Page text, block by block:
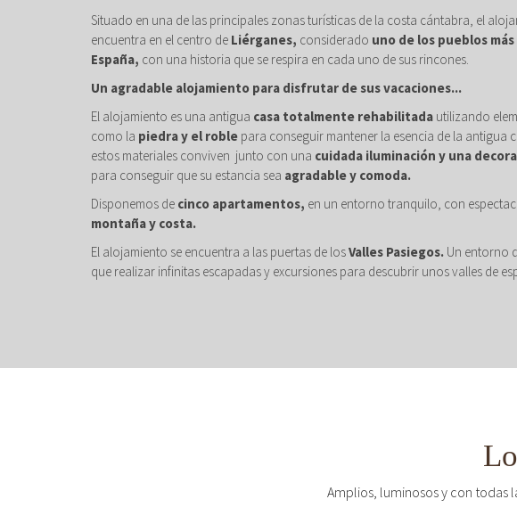
Situado en una de las principales zonas turísticas de la costa cántabra, el
encuentra en el centro de Liérganes, considerado uno de los pueblos
España, con una historia que se respira en cada uno de sus rincones.
Un agradable alojamiento para disfrutar de sus vacaciones...
El alojamiento es una antigua casa totalmente rehabilitada utilizando
como la piedra y el roble para conseguir mantener la esencia de la antigua
estos materiales conviven junto con una cuidada iluminación y una
para conseguir que su estancia sea agradable y comoda.
Disponemos de cinco apartamentos, en un entorno tranquilo, con
montaña y costa.
El alojamiento se encuentra a las puertas de losValles Pasiegos. Un entorno
que realizar infinitas escapadas y excursiones para descubrir unos valles de
Amplios, luminosos y con todas